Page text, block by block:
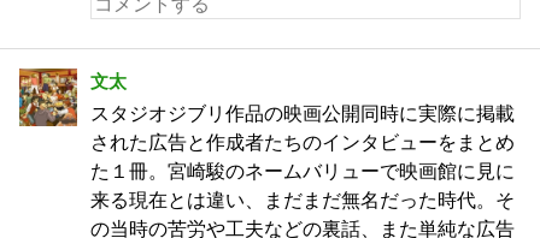
文太
スタジオジブリ作品の映画公開同時に実際に掲載
された広告と作成者たちのインタビューをまとめ
た１冊。宮崎駿のネームバリューで映画館に見に
来る現在とは違い、まだまだ無名だった時代。そ
の当時の苦労や工夫などの裏話、また単純な広告